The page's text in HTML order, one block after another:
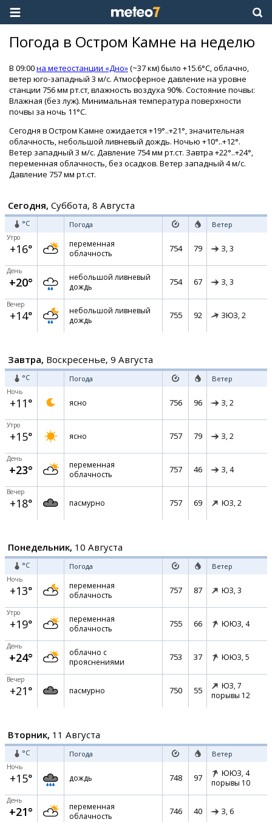
Погода в Остром Камне на неделю
В 09:00на метеостанции «Дно»(~37 км) было +15.6°C, облачно,
ветер юго-западный 3 м/с. Атмосферное давление на уровне
станции 756 мм рт.ст, влажность воздуха 90%. Состояние почвы:
Влажная (без луж). Минимальная температура поверхности
почвы за ночь 11°C.
Сегодня в Остром Камне ожидается +19°..+21°, значительная
облачность, небольшой ливневый дождь. Ночью +10°..+12°.
Ветер западный 3 м/с. Давление 754 мм рт.ст. Завтра +22°..+24°,
переменная облачность, без осадков. Ветер западный 4 м/с.
Давление 757 мм рт.ст.
Сегодня, Суббота, 8 Августа
°C Погода Ветер
Утро
+16°
переменная
облачность
754 79 З, 3
День
+20°
небольшой ливневый
дождь
754 67 З, 3
Вечер
+14°
небольшой ливневый
дождь
755 92 ЗЮЗ, 2
Завтра, Воскресенье, 9 Августа
°C Погода Ветер
Ночь
+11° ясно 756 96 З, 2
Утро
+15° ясно 757 79 З, 2
День
+23°
переменная
облачность
757 46 З, 4
Вечер
+18° пасмурно 757 69 ЮЗ, 2
Понедельник, 10 Августа
°C Погода Ветер
Ночь
+13°
переменная
облачность
757 87 ЮЗ, 3
Утро
+19°
переменная
облачность
755 66 ЮЮЗ, 4
День
+24°
облачно с
прояснениями
753 37 ЮЮЗ, 5
Вечер
+21° пасмурно 750 55 ЮЗ, 7
порывы 12
Вторник, 11 Августа
°C Погода Ветер
Ночь
+15° дождь 748 97 ЮЮЗ, 4
порывы 10
День
+21°
переменная
облачность
746 40 З, 6